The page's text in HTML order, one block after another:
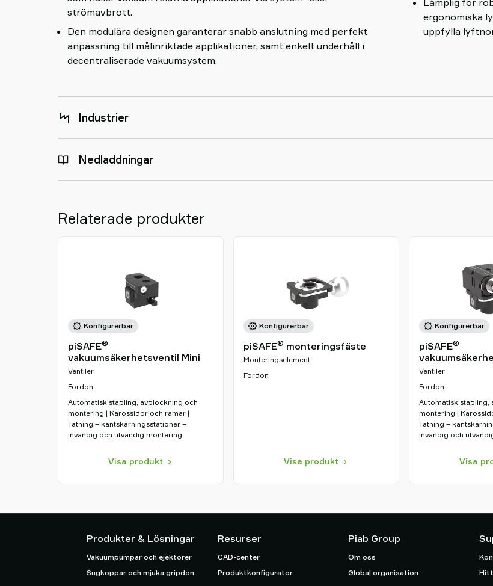
strömavbrott.
Den modulära designen garanterar snabb anslutning med perfekt
anpassning till målinriktade applikationer, samt enkelt underhåll i
decentraliserade vakuumsystem.
Lämplig för
ergonomiska
uppfylla
Industrier
Nedladdningar
Relaterade produkter
Konfigurerbar
piSAFE®
vakuumsäkerhetsventil Mini
Ventiler
Fordon
Automatisk stapling, avplockning och
montering | Karossidor och ramar |
Tätning – kantskärningsstationer –
invändig och utvändig montering
Visa produkt
Konfigurerbar
piSAFE® monteringsfäste
Monteringselement
Fordon
Visa produkt
Konfigurerbar
piSAFE®
Ventiler
Fordon
Automatisk stapling,
montering |
Tätning –
invändig och
Visa
Produkter & Lösningar
Vakuumpumpar och ejektorer
Sugkoppar och mjuka gripdon
Resurser
CAD-center
Produktkonfigurator
Piab Group
Om oss
Global organisation